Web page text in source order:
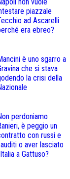
piazzale
ad Ascarelli
era ebreo?
è uno sgarro a
che si stava
la crisi della
perdoniamo
è peggio un
con russi e
o aver lasciato
a Gattuso?